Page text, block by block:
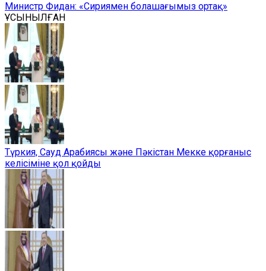
Министр Фидан: «Сириямен болашағымыз ортақ»
ҰСЫНЫЛҒАН
Түркия, Сауд Арабиясы және Пәкістан Мекке қорғаныс
келісіміне қол қойды